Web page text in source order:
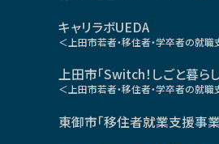
キャリラボUEDA
＜上田市若者・移住者・学卒者の就職
上田市「Switch！しごと暮ら
＜上田市若者・移住者・学卒者の就職
東御市「移住者就業支援事業